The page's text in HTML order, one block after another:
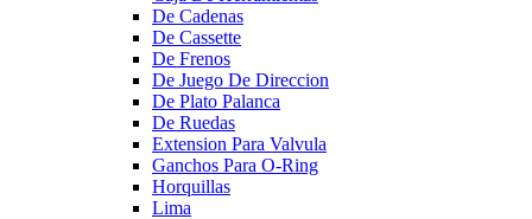
De Cadenas
De Cassette
De Frenos
De Juego De Direccion
De Plato Palanca
De Ruedas
Extension Para Valvula
Ganchos Para O-Ring
Horquillas
Lima